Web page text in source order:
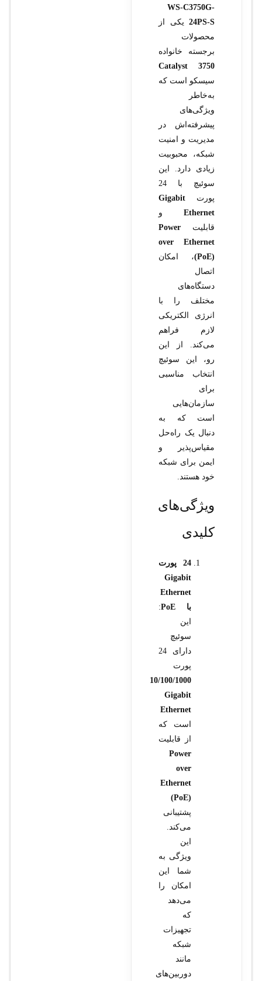
WS-C3750G-
24PS-Sیکی از
محصولات
برجسته خانواده
Catalyst 3750
سیسکو است که
به‌خاطر
ویژگی‌های
پیشرفته‌اش در
مدیریت و امنیت
شبکه، محبوبیت
زیادی دارد. این
سوئیچ با 24
پورت Gigabit
Ethernetو
قابلیت Power
over Ethernet
(PoE)، امکان
اتصال
دستگاه‌های
مختلف را با
انرژی الکتریکی
لازم فراهم
می‌کند. از این
رو، این سوئیچ
انتخاب مناسبی
برای
سازمان‌هایی
است که به
دنبال یک راه‌حل
مقیاس‌پذیر و
ایمن برای شبکه
خود هستند.
ویژگی‌های
کلیدی
24 پورت
Gigabit
Ethernet
با PoE
:
این
سوئیچ
دارای 24
پورت
10/100/1000
Gigabit
Ethernet
است که
از قابلیت
Power
over
Ethernet
(PoE)
پشتیبانی
می‌کند.
این
ویژگی به
شما این
امکان را
می‌دهد
که
تجهیزات
شبکه
مانند
دوربین‌های